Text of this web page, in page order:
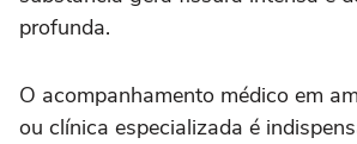
profunda.
O acompanhamento médico em
ou clínica especializada é